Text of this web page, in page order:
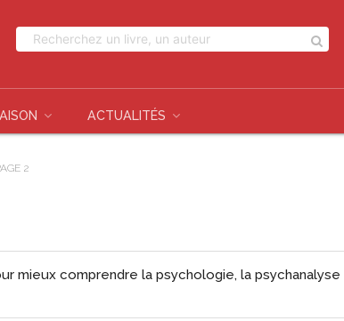
ACTUALITÉS
2
mieux comprendre lapsychologie, lapsychanalyse